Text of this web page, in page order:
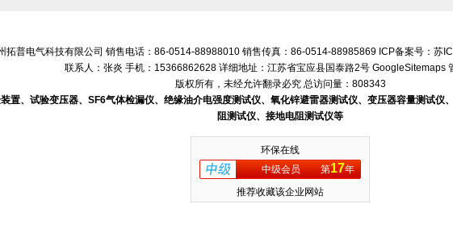
拓普电气科技有限公司 销售电话：86-0514-88988010 销售传真：86-0514-88985869 ICP备案号： 苏
联系人：张炎 手机：15366862628 详细地址：江苏省宝应县国泰路2号 GoogleSitemaps
版权所有，未经允许翻录必究 总访问量：808343
置、试验变压器、SF6气体检漏仪、绝缘油介电强度测试仪、氧化锌避雷器测试仪、变压器容量测试
阻测试仪、接地电阻测试仪等
环保在线
中级会员
第17年
推荐收藏该企业网站